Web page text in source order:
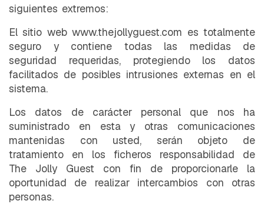
siguientes extremos:
El sitio web www.thejollyguest.com es totalmente
seguro y contiene todas las medidas de
seguridad requeridas, protegiendo los datos
facilitados de posibles intrusiones externas en el
sistema.
Los datos de carácter personal que nos ha
suministrado en esta y otras comunicaciones
mantenidas con usted, serán objeto de
tratamiento en los ficheros responsabilidad de
The Jolly Guest con fin de proporcionarle la
oportunidad de realizar intercambios con otras
personas.